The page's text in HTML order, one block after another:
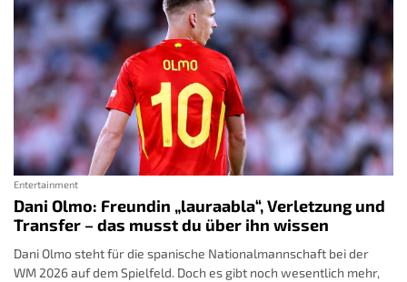
Entertainment
Dani Olmo: Freundin „lauraabla“, Verletzung und
Transfer – das musst du über ihn wissen
Dani Olmo steht für die spanische Nationalmannschaft bei der
WM 2026 auf dem Spielfeld. Doch es gibt noch wesentlich mehr,